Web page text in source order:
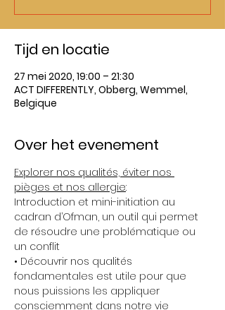
Tijd en locatie
27 mei 2020, 19:00 – 21:30
ACT DIFFERENTLY, Obberg, Wemmel,
Belgique
Over het evenement
Explorer nos qualités, éviter nos
pièges et nos allergie:
Introduction et mini-initiation au
cadran d’Ofman, un outil qui permet
de résoudre une problématique ou
un conflit
• Découvrir nos qualités
fondamentales est utile pour que
nous puissions les appliquer
consciemment dans notre vie